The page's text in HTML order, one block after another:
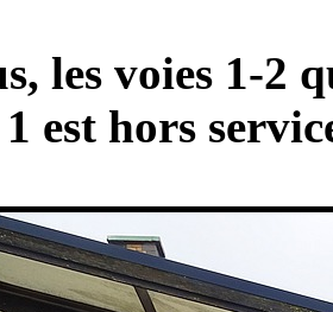
les voies 1-2
1 est hors